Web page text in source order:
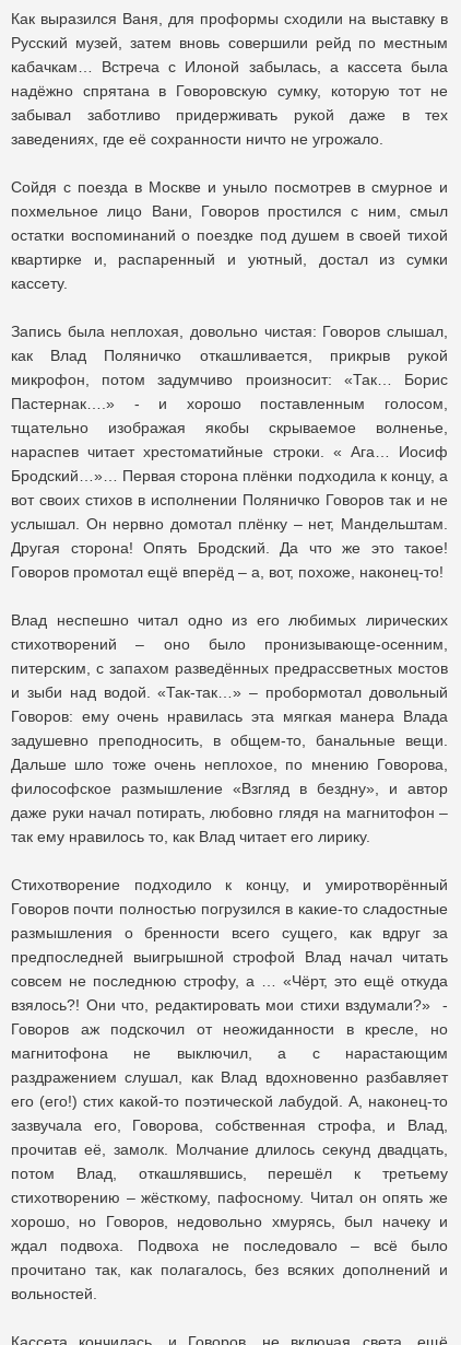
Как выразился Ваня, для проформы сходили на выставку в
Русский музей, затем вновь совершили рейд по местным
кабачкам… Встреча с Илоной забылась, а кассета была
надёжно спрятана в Говоровскую сумку, которую тот не
забывал заботливо придерживать рукой даже в тех
заведениях, где её сохранности ничто не угрожало.
Сойдя с поезда в Москве и уныло посмотрев в смурное и
похмельное лицо Вани, Говоров простился с ним, смыл
остатки воспоминаний о поездке под душем в своей тихой
квартирке и, распаренный и уютный, достал из сумки
кассету.
Запись была неплохая, довольно чистая: Говоров слышал,
как Влад Поляничко откашливается, прикрыв рукой
микрофон, потом задумчиво произносит: «Так… Борис
Пастернак….» - и хорошо поставленным голосом,
тщательно изображая якобы скрываемое волненье,
нараспев читает хрестоматийные строки. « Ага… Иосиф
Бродский…»… Первая сторона плёнки подходила к концу, а
вот своих стихов в исполнении Поляничко Говоров так и не
услышал. Он нервно домотал плёнку – нет, Мандельштам.
Другая сторона! Опять Бродский. Да что же это такое!
Говоров промотал ещё вперёд – а, вот, похоже, наконец-то!
Влад неспешно читал одно из его любимых лирических
стихотворений – оно было пронизывающе-осенним,
питерским, с запахом разведённых предрассветных мостов
и зыби над водой. «Так-так…» – пробормотал довольный
Говоров: ему очень нравилась эта мягкая манера Влада
задушевно преподносить, в общем-то, банальные вещи.
Дальше шло тоже очень неплохое, по мнению Говорова,
философское размышление «Взгляд в бездну», и автор
даже руки начал потирать, любовно глядя на магнитофон –
так ему нравилось то, как Влад читает его лирику.
Стихотворение подходило к концу, и умиротворённый
Говоров почти полностью погрузился в какие-то сладостные
размышления о бренности всего сущего, как вдруг за
предпоследней выигрышной строфой Влад начал читать
совсем не последнюю строфу, а … «Чёрт, это ещё откуда
взялось?! Они что, редактировать мои стихи вздумали?» -
Говоров аж подскочил от неожиданности в кресле, но
магнитофона не выключил, а с нарастающим
раздражением слушал, как Влад вдохновенно разбавляет
его (его!) стих какой-то поэтической лабудой. А, наконец-то
зазвучала его, Говорова, собственная строфа, и Влад,
прочитав её, замолк. Молчание длилось секунд двадцать,
потом Влад, откашлявшись, перешёл к третьему
стихотворению – жёсткому, пафосному. Читал он опять же
хорошо, но Говоров, недовольно хмурясь, был начеку и
ждал подвоха. Подвоха не последовало – всё было
прочитано так, как полагалось, без всяких дополнений и
вольностей.